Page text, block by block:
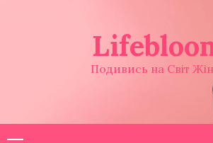
Подивись на Світ